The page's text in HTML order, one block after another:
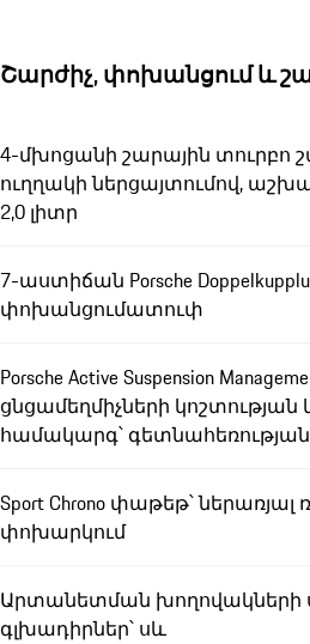
Շարժիչ, փոխանցում և
4-մխոցանի շարային տուրբո
ուղղակի ներցայտումով,
2,0 լիտր
7-աստիճան Porsche
փոխանցումատուփ
Porsche Active Suspension
ցնցամեղմիչների
համակարգ՝
Sport Chrono փաթեթ՝ ներառյալ
փոխարկում
Արտանետման խողովակների
գլխադիրներ՝ սև